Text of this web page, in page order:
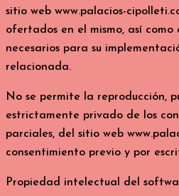
sitio web www.palacios-
ofertados en el mismo, así como
necesarios para su
relacionada.
No se permite la reproducción,
estrictamente privado de los
parciales, del sitio web
consentimiento previo y por
Propiedad intelectual del